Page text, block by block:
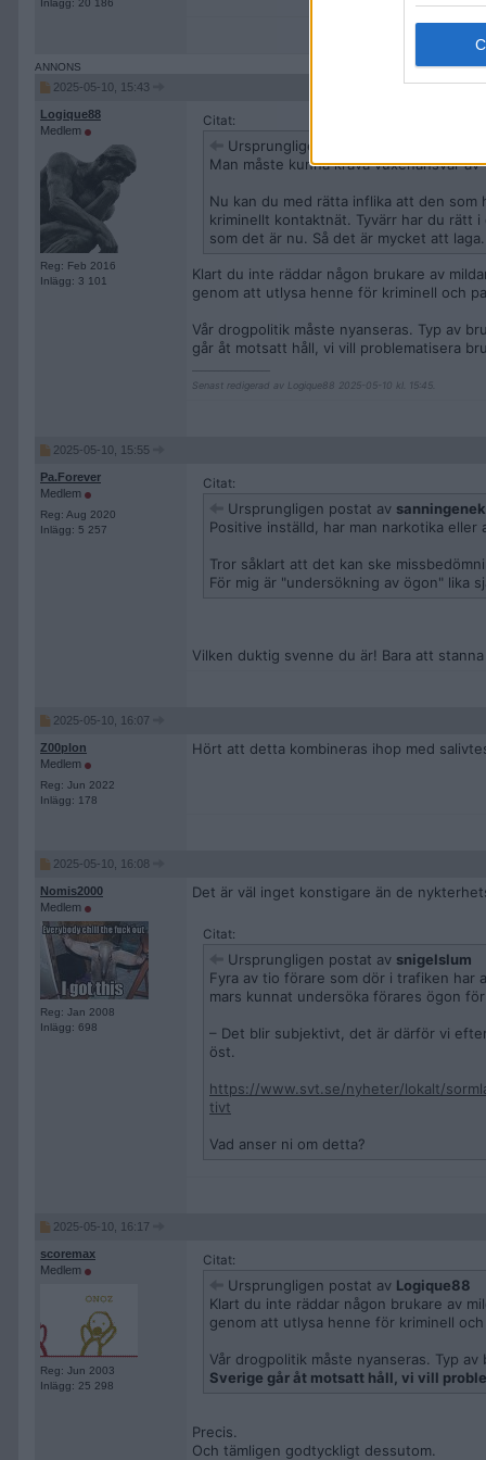
Inlägg: 20 186
2025-05-10, 15:43
Logique88
Medlem
Reg: Feb 2016
Inlägg: 3 101
Citat:
Ursprungligen postat av
Man måste kunna kräva vuxenansvar
Nu kan du med rätta inflika att den
kriminellt kontaktnät. Tyvärr har du rätt
som det är nu. Så det är mycket att laga.
Klart du inte räddar någon brukare av
genom att utlysa henne för kriminell och
Vår drogpolitik måste nyanseras. Typ av
går åt motsatt håll, vi vill problematisera
Senast redigerad av Logique88 2025-05-10 kl. 15:45.
2025-05-10, 15:55
Pa.Forever
Medlem
Reg: Aug 2020
Inlägg: 5 257
Citat:
Ursprungligen postat av
Positive inställd, har man narkotika
Tror såklart att det kan ske
För mig är "undersökning av ögon" lika
Vilken duktig svenne du är! Bara att
2025-05-10, 16:07
Z00plon
Medlem
Reg: Jun 2022
Inlägg: 178
Hört att detta kombineras ihop med
2025-05-10, 16:08
Nomis2000
Medlem
Reg: Jan 2008
Inlägg: 698
Det är väl inget konstigare än de
Citat:
Ursprungligen postat av snigelslum
Fyra av tio förare som dör i trafiken har
mars kunnat undersöka förares ögon
– Det blir subjektivt, det är därför vi
öst.
https://www.svt.se/nyheter/lokalt/
tivt
Vad anser ni om detta?
2025-05-10, 16:17
scoremax
Medlem
Reg: Jun 2003
Inlägg: 25 298
Citat:
Ursprungligen postat av Logique88
Klart du inte räddar någon brukare av
genom att utlysa henne för kriminell
Vår drogpolitik måste nyanseras. Typ
Sverige går åt motsatt håll, vi vill
Precis.
Och tämligen godtyckligt dessutom.